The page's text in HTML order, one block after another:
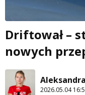
Driftował –
nowych
2026.05.04